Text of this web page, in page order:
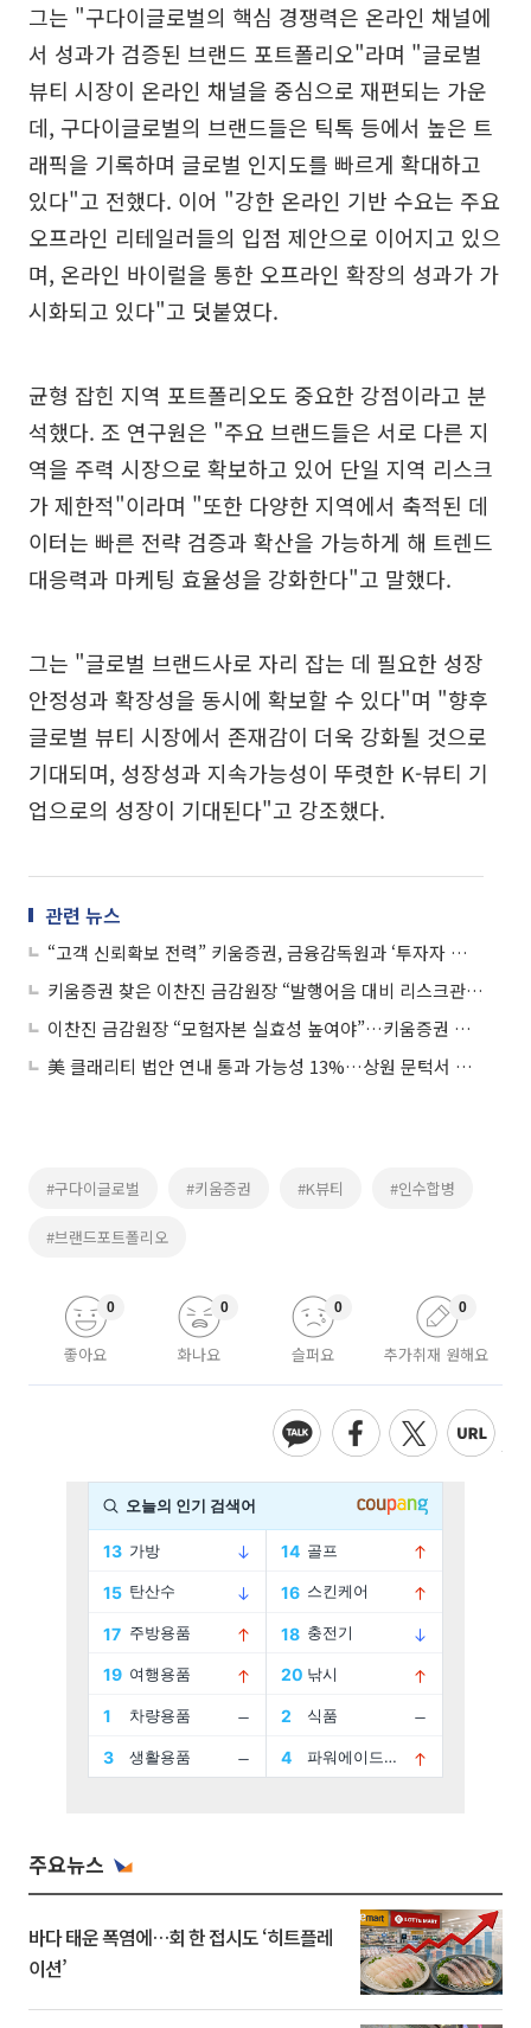
그는 "구다이글로벌의 핵심 경쟁력은 온라인 채널에
서 성과가 검증된 브랜드 포트폴리오"라며 "글로벌
뷰티 시장이 온라인 채널을 중심으로 재편되는 가운
데, 구다이글로벌의 브랜드들은 틱톡 등에서 높은 트
래픽을 기록하며 글로벌 인지도를 빠르게 확대하고
있다"고 전했다. 이어 "강한 온라인 기반 수요는 주요
오프라인 리테일러들의 입점 제안으로 이어지고 있으
며, 온라인 바이럴을 통한 오프라인 확장의 성과가 가
시화되고 있다"고 덧붙였다.
균형 잡힌 지역 포트폴리오도 중요한 강점이라고 분
석했다. 조 연구원은 "주요 브랜드들은 서로 다른 지
역을 주력 시장으로 확보하고 있어 단일 지역 리스크
가 제한적"이라며 "또한 다양한 지역에서 축적된 데
이터는 빠른 전략 검증과 확산을 가능하게 해 트렌드
대응력과 마케팅 효율성을 강화한다"고 말했다.
그는 "글로벌 브랜드사로 자리 잡는 데 필요한 성장
안정성과 확장성을 동시에 확보할 수 있다"며 "향후
글로벌 뷰티 시장에서 존재감이 더욱 강화될 것으로
기대되며, 성장성과 지속가능성이 뚜렷한 K-뷰티 기
업으로의 성장이 기대된다"고 강조했다.
관련 뉴스
“고객 신뢰확보 전력” 키움증권, 금융감독원과 ‘투자자 보호 강화’ 선언
키움증권 찾은 이찬진 금감원장 “발행어음 대비 리스크관리 강화해야”
이찬진 금감원장 “모험자본 실효성 높여야”…키움증권 현장 방문
美 클래리티 법안 연내 통과 가능성 13%…상원 문턱서 제동
#구다이글로벌 #키움증권 #K뷰티 #인수합병
#브랜드포트폴리오
좋아요
0
화나요
0
슬퍼요
0
추가취재 원해요
0
주요뉴스
바다 태운 폭염에…회 한 접시도 ‘히트플레
이션’